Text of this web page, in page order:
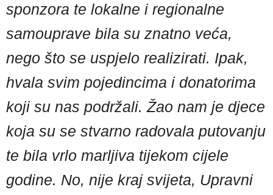
sponzora te lokalne i regionalne
samouprave bila su znatno veća,
nego što se uspjelo realizirati. Ipak,
hvala svim pojedincima i donatorima
koji su nas podržali. Žao nam je djece
koja su se stvarno radovala putovanju
te bila vrlo marljiva tijekom cijele
godine. No, nije kraj svijeta, Upravni